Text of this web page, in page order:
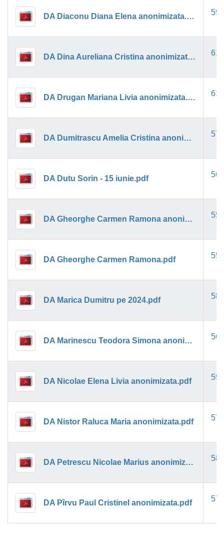
DA Diaconu Diana Elena anonimizata.pdf 59k
DA Dina Aureliana Cristina anonimizat.pdf 61k
DA Drugan Mariana Livia anonimizata.pdf 61k
DA Dumitrascu Amelia Cristina anonimizat.pdf 57k
DA Dutu Sorin - 15 iunie.pdf 56k
DA Gheorghe Carmen Ramona anonimizata.pdf 55k
DA Gheorghe Carmen Ramona.pdf 55k
DA Marica Dumitru pe 2024.pdf 58k
DA Marinescu Teodora Simona anonimizat.pdf 56k
DA Nicolae Elena Livia anonimizata.pdf 59k
DA Nistor Raluca Maria anonimizata.pdf 57k
DA Petrescu Nicolae Marius anonimizata.pdf 58k
DA Pîrvu Paul Cristinel anonimizata.pdf 57k